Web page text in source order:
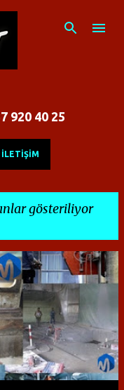
920 40 25
İLETİŞİM
gösteriliyor